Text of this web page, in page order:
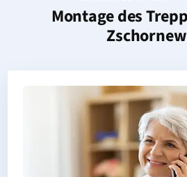
Montage des
Persönliche Treppenlift-